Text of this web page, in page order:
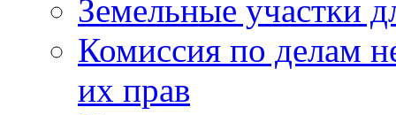
Земельные участки
Комиссия по делам
их прав